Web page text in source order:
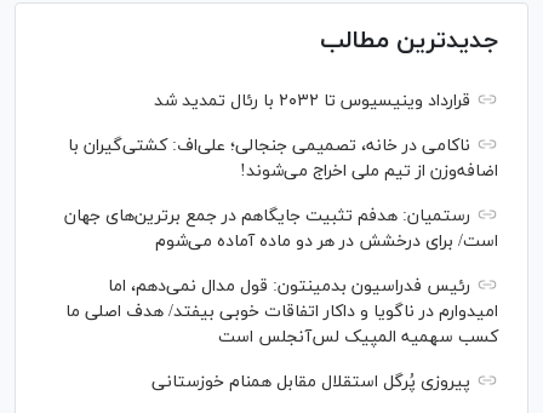
جدیدترین مطالب
قرارداد وینیسیوس تا ۲۰۳۲ با رئال‌ تمدید شد
ناکامی در خانه، تصمیمی جنجالی؛ علی‌اف: کشتی‌گیران با
اضافه‌وزن از تیم ملی اخراج می‌شوند!
رستمیان: هدفم تثبیت جایگاهم در جمع برترین‌های جهان
است/ برای درخشش در هر دو ماده آماده می‌شوم
رئیس فدراسیون بدمینتون: قول مدال نمی‌دهم، اما
امیدوارم در ناگویا و داکار اتفاقات خوبی بیفتد/ هدف اصلی ما
کسب سهمیه المپیک لس‌آنجلس است
پیروزی پُرگل استقلال مقابل همنام خوزستانی